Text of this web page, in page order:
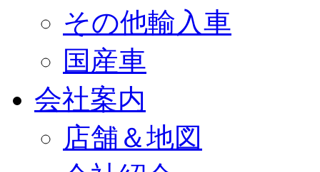
その他輸入車
国産車
会社案内
店舗＆地図